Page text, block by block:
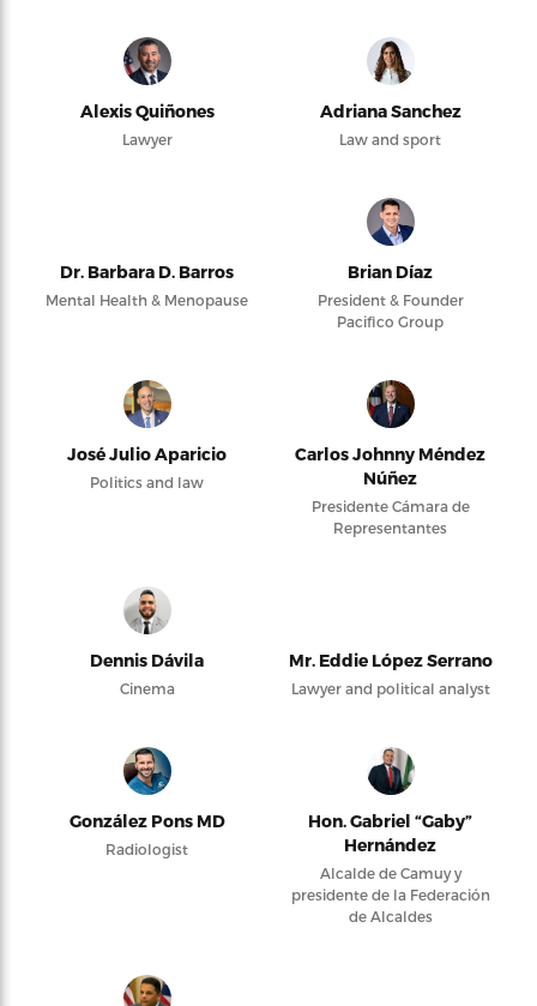
Alexis Quiñones
Lawyer
Adriana Sanchez
Law and sport
Dr. Barbara D. Barros
Mental Health & Menopause
Brian Díaz
President & Founder
Pacifico Group
José Julio Aparicio
Politics and law
Carlos Johnny Méndez
Núñez
Presidente Cámara de
Representantes
Dennis Dávila
Cinema
Mr. Eddie López Serrano
Lawyer and political analyst
González Pons MD
Radiologist
Hon. Gabriel “Gaby”
Hernández
Alcalde de Camuy y
presidente de la Federación
de Alcaldes